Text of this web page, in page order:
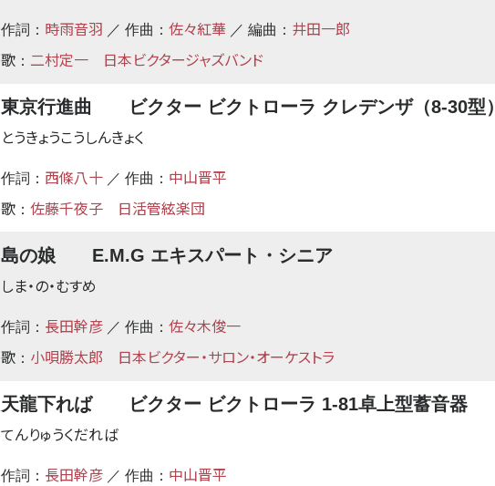
作詞： 時雨音羽 ／ 作曲： 佐々紅華 ／ 編曲： 井田一郎
歌 ： 二村定一 日本ビクタージャズバンド
東京行進曲 ビクター ビクトローラ クレデンザ（8-30型）
とうきょうこうしんきょく
作詞： 西條八十 ／ 作曲： 中山晋平
歌 ： 佐藤千夜子 日活管絃楽団
島の娘 E.M.G エキスパート・シニア
しま・の・むすめ
作詞： 長田幹彦 ／ 作曲： 佐々木俊一
歌 ： 小唄勝太郎 日本ビクター・サロン・オーケストラ
天龍下れば ビクター ビクトローラ 1-81卓上型蓄音器
てんりゅうくだれば
作詞： 長田幹彦 ／ 作曲： 中山晋平